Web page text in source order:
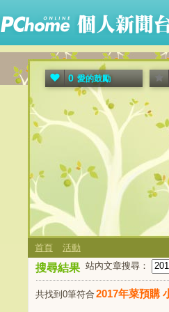
0 愛的鼓勵
首頁 活動
搜尋結果 站內文章搜尋：
共找到0筆符合2017年菜預購